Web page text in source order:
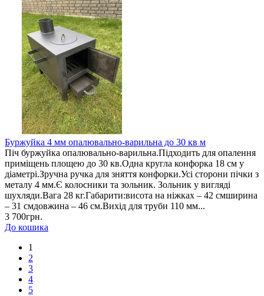
Буржуйка 4 мм опалювально-варильна до 30 кв м
Піч буржуйка опалювально-варильна.Підходить для опалення
приміщень площею до 30 кв.Одна кругла конфорка 18 см у
діаметрі.Зручна ручка для зняття конфорки.Усі сторони пічки з
металу 4 мм.Є колосники та зольник. Зольник у вигляді
шухляди.Вага 28 кг.Габарити:висота на ніжках – 42 смширина
– 31 смдовжина – 46 см.Вихід для труби 110 мм...
3 700грн.
До кошика
1
2
3
4
5